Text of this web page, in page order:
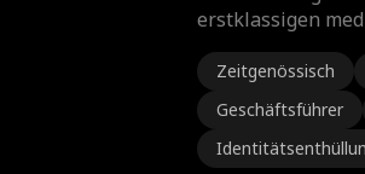
erstklassigen
Zeitgenössisch
Geschäftsführer